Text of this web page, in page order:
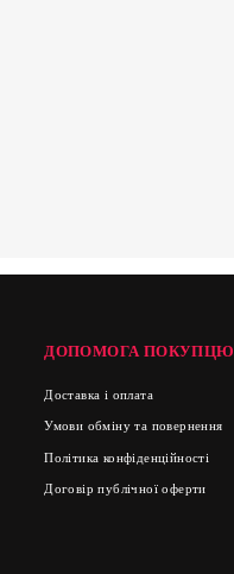
ДОПОМОГА ПОКУПЦЮ
Доставка і оплата
Умови обміну та повернення
Політика конфіденційності
Договір публічної оферти